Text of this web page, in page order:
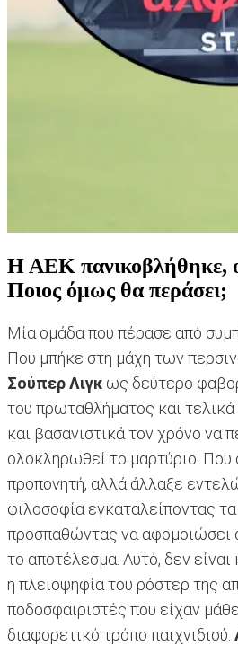
Η ΑΕΚ πανικοβλήθηκε,
Ποιος όμως θα περάσει;
Μία ομάδα που πέρασε από
Που μπήκε στη μάχη των
Σούπερ Λιγκ ως δεύτερο
του πρωταθλήματος και
και βασανιστικά τον χρόνο να
ολοκληρωθεί το μαρτύριο. Που
προπονητή, αλλά άλλαξε
φιλοσοφία εγκαταλείποντας τα
προσπαθώντας να αφομοιώσει
το αποτέλεσμα. Αυτό, δεν
η πλειοψηφία του ρόστερ της
ποδοσφαιριστές που είχαν
διαφορετικό τρόπο παιχνιδιού.